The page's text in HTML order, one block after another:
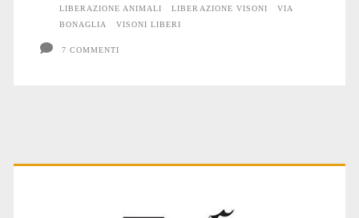
1°
novembre
LIBERAZIONE ANIMALI
LIBERAZIONE VISONI
VIA
BONAGLIA
VISONI LIBERI
7 COMMENTI
Primary